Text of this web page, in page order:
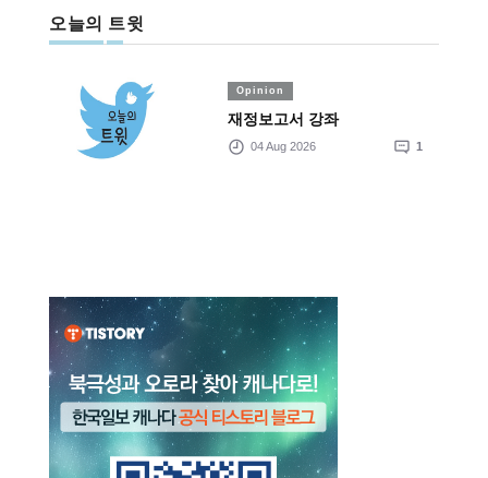
오늘의 트윗
Opinion
재정보고서 강좌
04 Aug 2026 1